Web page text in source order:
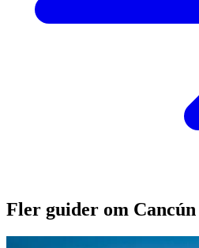
Fler guider om Cancún